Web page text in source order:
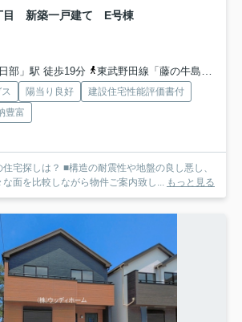
目 新築一戸建て E号棟
部」駅 徒歩19分
東武野田線「藤の牛島」駅 徒歩17分
陽当り良好
建設住宅性能評価書付
豊富
震性や地盤の良し悪し、
面を比較しながら物件ご案内致し... もっと見る